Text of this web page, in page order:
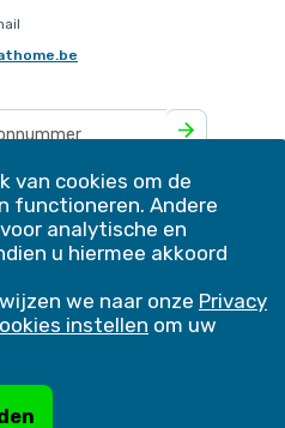
|Privacy & Cookie Policy|
producten
van cookies om de
functioneren. Andere
analytische en
u hiermee akkoord
we naar onze Privacy
instellen om uw